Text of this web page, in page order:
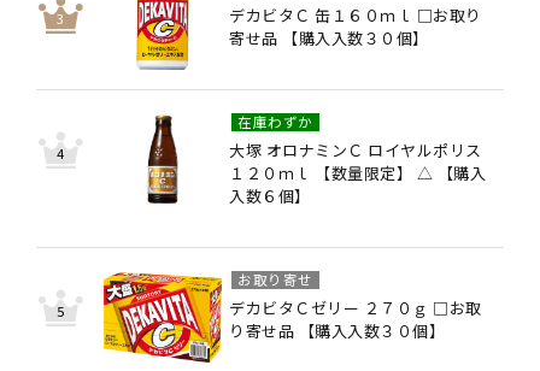
デカビタＣ 缶１６０ｍｌ □お取り
寄せ品 【購入入数３０個】
大塚 オロナミンＣ ロイヤルポリス
１２０ｍｌ 【数量限定】 △ 【購入
入数６個】
在庫わずか
デカビタＣゼリー ２７０ｇ □お取
り寄せ品 【購入入数３０個】
お取り寄せ